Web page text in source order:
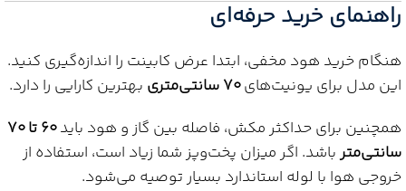
راهنمای خرید حرفه‌ای
هنگام خرید هود مخفی، ابتدا عرض کابینت را اندازه‌گیری کنید.
این مدل برای یونیت‌های۷۰ سانتی‌متری
بهترین کارایی را دارد.
همچنین برای حداکثر مکش، فاصله بین گاز و هود باید
۶۰ تا ۷۰
سانتی‌مترباشد. اگر میزان پخت‌وپز شما زیاد است، استفاده از
خروجی هوا با لوله استاندارد بسیار توصیه می‌شود.